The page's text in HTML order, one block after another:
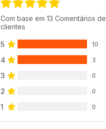
Com base em 13 Comentários de
clientes
5 10
4 3
3 0
2 0
1 0